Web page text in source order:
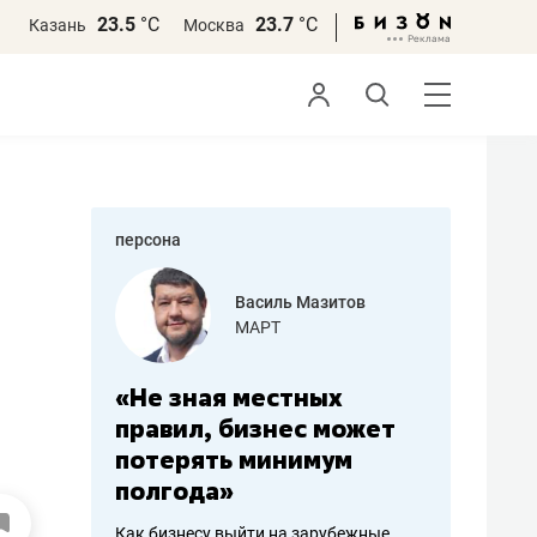
Казань 23.5 °С Москва 23.7 °С
персона
Василь Мазитов
МАРТ
«Не зная местных
правил, бизнес может
потерять минимум
полгода»